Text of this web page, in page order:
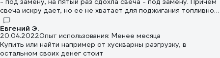
свеча искру дает, но ее не хватает для поджигания топливной
смеси. С учетом всех замен получается еще плюс примерно
1200 руб к стоимости самого триммера.
Евгений Э.
20.04.2022Опыт использования: Менее месяца
Купить или найти например от хускварны разгрузку, в
остальном своих денег стоит